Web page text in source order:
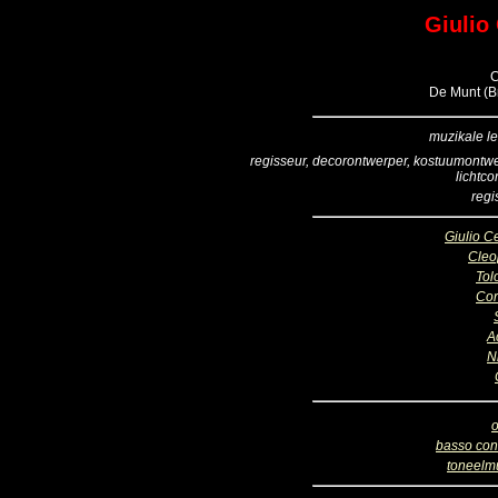
Giulio
De Munt
muzikale
regisseur, decorontwerper,
Giulio
basso